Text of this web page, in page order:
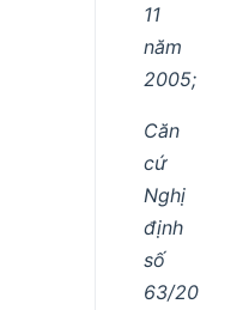
11
năm
2005;
Căn
cứ
Nghị
định
số
63/20